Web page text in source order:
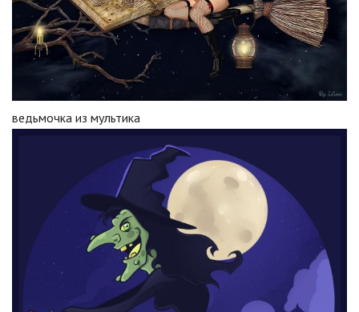
ведьмочка из мультика